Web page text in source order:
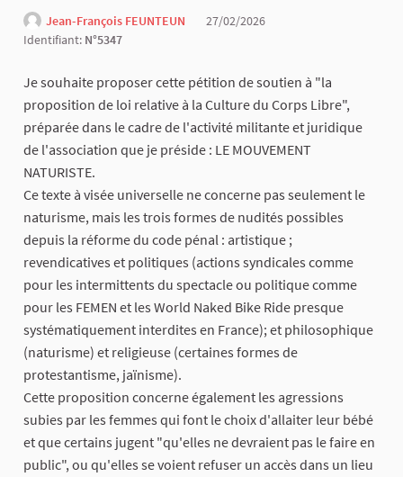
Jean-François FEUNTEUN
27/02/2026
Identifiant: N°5347
Je souhaite proposer cette pétition de soutien à "la
proposition de loi relative à la Culture du Corps Libre",
préparée dans le cadre de l'activité militante et juridique
de l'association que je préside : LE MOUVEMENT
NATURISTE.
Ce texte à visée universelle ne concerne pas seulement le
naturisme, mais les trois formes de nudités possibles
depuis la réforme du code pénal : artistique ;
revendicatives et politiques (actions syndicales comme
pour les intermittents du spectacle ou politique comme
pour les FEMEN et les World Naked Bike Ride presque
systématiquement interdites en France); et philosophique
(naturisme) et religieuse (certaines formes de
protestantisme, jaïnisme).
Cette proposition concerne également les agressions
subies par les femmes qui font le choix d'allaiter leur bébé
et que certains jugent "qu'elles ne devraient pas le faire en
public", ou qu'elles se voient refuser un accès dans un lieu